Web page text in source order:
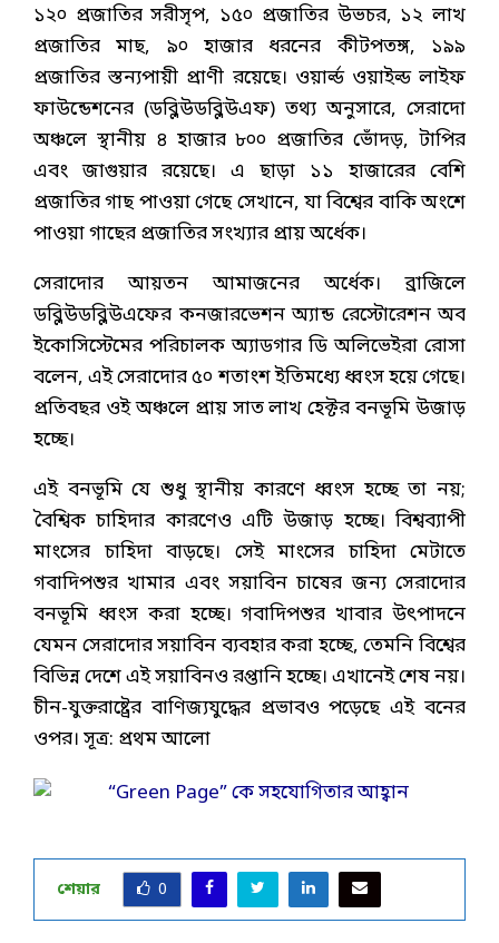
১২০ প্রজাতির সরীসৃপ, ১৫০ প্রজাতির উভচর, ১২ লাখ
প্রজাতির মাছ, ৯০ হাজার ধরনের কীটপতঙ্গ, ১৯৯
প্রজাতির স্তন্যপায়ী প্রাণী রয়েছে। ওয়ার্ল্ড ওয়াইল্ড লাইফ
ফাউন্ডেশনের (ডব্লিউডব্লিউএফ) তথ্য অনুসারে, সেরাদো
অঞ্চলে স্থানীয় ৪ হাজার ৮০০ প্রজাতির ভোঁদড়, টাপির
এবং জাগুয়ার রয়েছে। এ ছাড়া ১১ হাজারের বেশি
প্রজাতির গাছ পাওয়া গেছে সেখানে, যা বিশ্বের বাকি অংশে
পাওয়া গাছের প্রজাতির সংখ্যার প্রায় অর্ধেক।
সেরাদোর আয়তন আমাজনের অর্ধেক। ব্রাজিলে
ডব্লিউডব্লিউএফের কনজারভেশন অ্যান্ড রেস্টোরেশন অব
ইকোসিস্টেমের পরিচালক অ্যাডগার ডি অলিভেইরা রোসা
বলেন, এই সেরাদোর ৫০ শতাংশ ইতিমধ্যে ধ্বংস হয়ে গেছে।
প্রতিবছর ওই অঞ্চলে প্রায় সাত লাখ হেক্টর বনভূমি উজাড়
হচ্ছে।
এই বনভূমি যে শুধু স্থানীয় কারণে ধ্বংস হচ্ছে তা নয়;
বৈশ্বিক চাহিদার কারণেও এটি উজাড় হচ্ছে। বিশ্বব্যাপী
মাংসের চাহিদা বাড়ছে। সেই মাংসের চাহিদা মেটাতে
গবাদিপশুর খামার এবং সয়াবিন চাষের জন্য সেরাদোর
বনভূমি ধ্বংস করা হচ্ছে। গবাদিপশুর খাবার উৎপাদনে
যেমন সেরাদোর সয়াবিন ব্যবহার করা হচ্ছে, তেমনি বিশ্বের
বিভিন্ন দেশে এই সয়াবিনও রপ্তানি হচ্ছে। এখানেই শেষ নয়।
চীন-যুক্তরাষ্ট্রের বাণিজ্যযুদ্ধের প্রভাবও পড়েছে এই বনের
ওপর। সূত্র: প্রথম আলো
শেয়ার 0